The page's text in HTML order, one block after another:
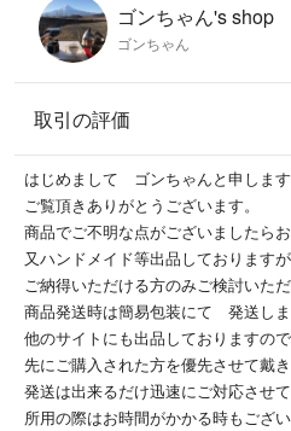
ゴンちゃん's shop
ゴンちゃん
取引の評価
はじめまして ゴンちゃんと申します
ご覧頂きありがとうございます。
商品でご不明な点がございましたら
又ハンドメイド等出品しております
ご納得いただける方のみご検討いた
商品発送時は簡易包装にて 発送し
他のサイトにも出品しておりますの
先にご購入された方を優先させて戴き
発送は出来るだけ迅速にご対応させ
所用の際はお時間がかかる時もござ